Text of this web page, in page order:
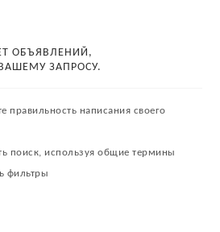
ОБЪЯВЛЕНИЙ,
ЗАПРОСУ.
правильность написания своего
поиск, используя общие термины
фильтры